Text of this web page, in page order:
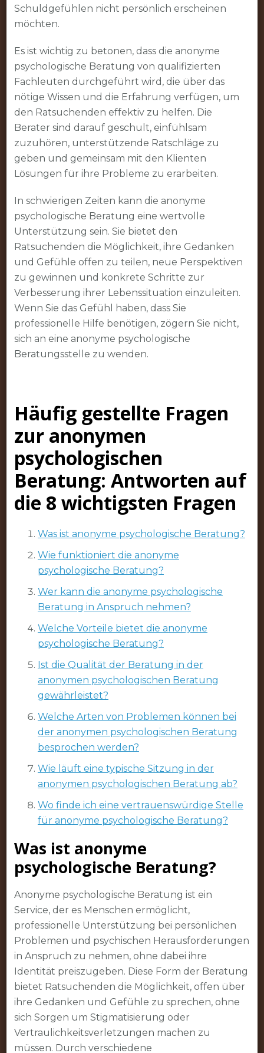
Schuldgefühlen nicht persönlich erscheinen
möchten.
Es ist wichtig zu betonen, dass die anonyme
psychologische Beratung von qualifizierten
Fachleuten durchgeführt wird, die über das
nötige Wissen und die Erfahrung verfügen, um
den Ratsuchenden effektiv zu helfen. Die
Berater sind darauf geschult, einfühlsam
zuzuhören, unterstützende Ratschläge zu
geben und gemeinsam mit den Klienten
Lösungen für ihre Probleme zu erarbeiten.
In schwierigen Zeiten kann die anonyme
psychologische Beratung eine wertvolle
Unterstützung sein. Sie bietet den
Ratsuchenden die Möglichkeit, ihre Gedanken
und Gefühle offen zu teilen, neue Perspektiven
zu gewinnen und konkrete Schritte zur
Verbesserung ihrer Lebenssituation einzuleiten.
Wenn Sie das Gefühl haben, dass Sie
professionelle Hilfe benötigen, zögern Sie nicht,
sich an eine anonyme psychologische
Beratungsstelle zu wenden.
Häufig gestellte Fragen
zur anonymen
psychologischen
Beratung: Antworten auf
die 8 wichtigsten Fragen
Was ist anonyme psychologische Beratung?
Wie funktioniert die anonyme
psychologische Beratung?
Wer kann die anonyme psychologische
Beratung in Anspruch nehmen?
Welche Vorteile bietet die anonyme
psychologische Beratung?
Ist die Qualität der Beratung in der
anonymen psychologischen Beratung
gewährleistet?
Welche Arten von Problemen können bei
der anonymen psychologischen Beratung
besprochen werden?
Wie läuft eine typische Sitzung in der
anonymen psychologischen Beratung ab?
Wo finde ich eine vertrauenswürdige Stelle
für anonyme psychologische Beratung?
Was ist anonyme
psychologische Beratung?
Anonyme psychologische Beratung ist ein
Service, der es Menschen ermöglicht,
professionelle Unterstützung bei persönlichen
Problemen und psychischen Herausforderungen
in Anspruch zu nehmen, ohne dabei ihre
Identität preiszugeben. Diese Form der Beratung
bietet Ratsuchenden die Möglichkeit, offen über
ihre Gedanken und Gefühle zu sprechen, ohne
sich Sorgen um Stigmatisierung oder
Vertraulichkeitsverletzungen machen zu
müssen. Durch verschiedene